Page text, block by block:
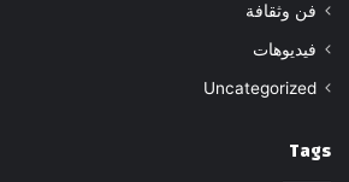
فن وثقافة
فيديوهات
Uncategorized
Tags